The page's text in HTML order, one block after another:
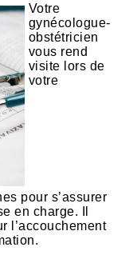
Votre
gynécologue-
obstétricien
vous rend
visite lors de
votre
pour s’assurer
en charge. Il
l’accouchement